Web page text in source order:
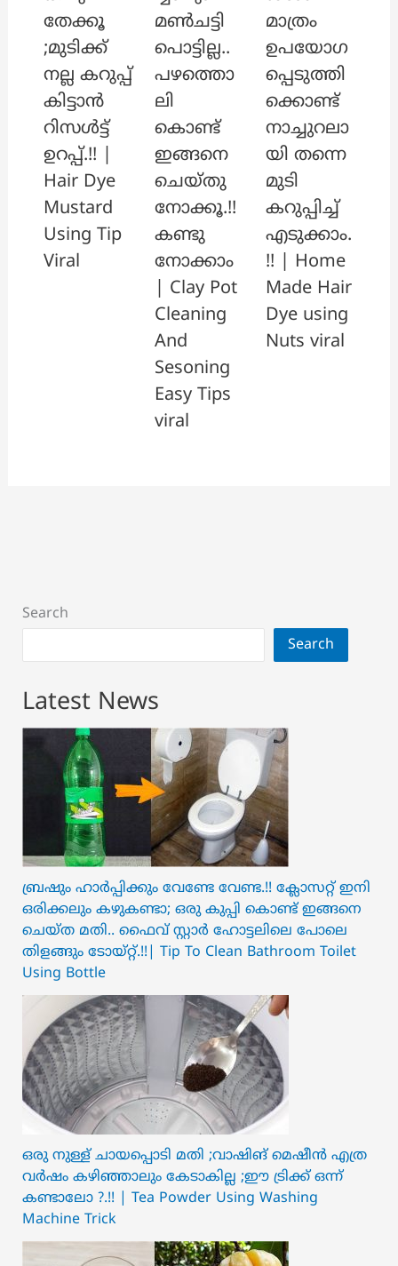
തേക്കൂ
;മുടിക്ക്
നല്ല കറുപ്പ്
കിട്ടാൻ
റിസൾട്ട്
ഉറപ്പ്.!! |
Hair Dye
Mustard
Using Tip
Viral
മൺചട്ടി
പൊട്ടില്ല..
പഴത്തൊ
ലി
കൊണ്ട്
ഇങ്ങനെ
ചെയ്തു
നോക്കൂ.!!
കണ്ടു
നോക്കാം
| Clay Pot
Cleaning
And
Sesoning
Easy Tips
viral
മാത്രം
ഉപയോഗ
പ്പെടുത്തി
ക്കൊണ്ട്
നാച്ചുറലാ
യി തന്നെ
മുടി
കറുപ്പിച്ച്
എടുക്കാം.
!! | Home
Made Hair
Dye using
Nuts viral
Search
Search
Latest News
ബ്രഷും ഹാർപ്പിക്കും വേണ്ടേ വേണ്ട.!! ക്ലോസറ്റ് ഇനി
ഒരിക്കലും കഴുകണ്ടാ; ഒരു കുപ്പി കൊണ്ട് ഇങ്ങനെ
ചെയ്ത മതി.. ഫൈവ് സ്റ്റാർ ഹോട്ടലിലെ പോലെ
തിളങ്ങും ടോയ്റ്റ്.!!| Tip To Clean Bathroom Toilet
Using Bottle
ഒരു നുള്ള് ചായപ്പൊടി മതി ;വാഷിങ് മെഷീൻ എത്ര
വർഷം കഴിഞ്ഞാലും കേടാകില്ല ;ഈ ട്രിക്ക് ഒന്ന്
കണ്ടാലോ ?.!! | Tea Powder Using Washing
Machine Trick